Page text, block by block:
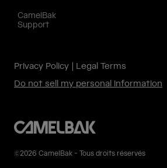
CamelBak
Support
Privacy Policy
Legal Terms
Do not sell my personal information
©2026 CamelBak - Tous droits réservés